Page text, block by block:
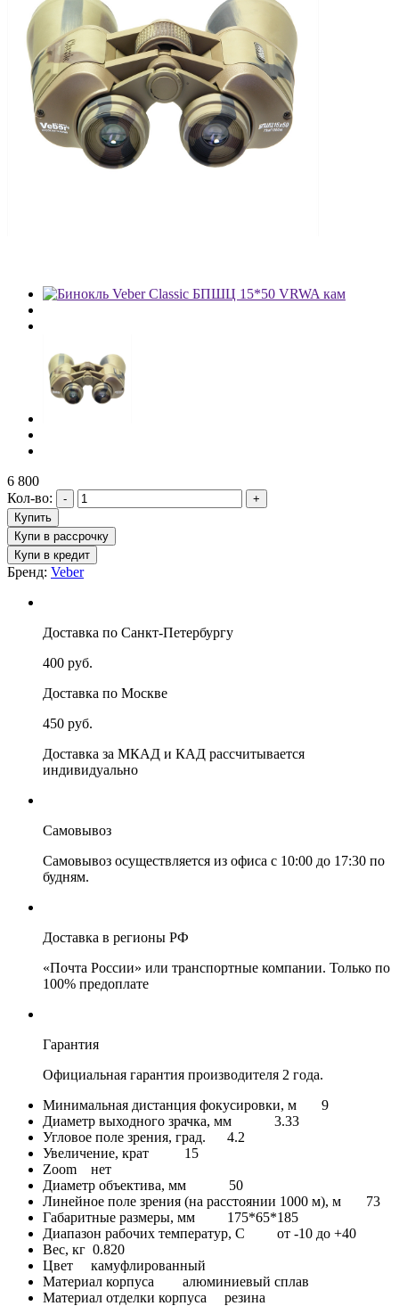
6 800
Кол-во:
Бренд: Veber
Доставка по Санкт-Петербургу
400 руб.
Доставка по Москве
450 руб.
Доставка за МКАД и КАД рассчитывается
индивидуально
Самовывоз
Самовывоз осуществляется из офиса с 10:00 до 17:30 по
будням.
Доставка в регионы РФ
«Почта России» или транспортные компании. Только по
100% предоплате
Гарантия
Официальная гарантия производителя 2 года.
Минимальная дистанция фокусировки, м 9
Диаметр выходного зрачка, мм 3.33
Угловое поле зрения, град. 4.2
Увеличение, крат 15
Zoom нет
Диаметр объектива, мм 50
Линейное поле зрения (на расстоянии 1000 м), м 73
Габаритные размеры, мм 175*65*185
Диапазон рабочих температур, C от -10 до +40
Вес, кг 0.820
Цвет камуфлированный
Материал корпуса алюминиевый сплав
Материал отделки корпуса резина